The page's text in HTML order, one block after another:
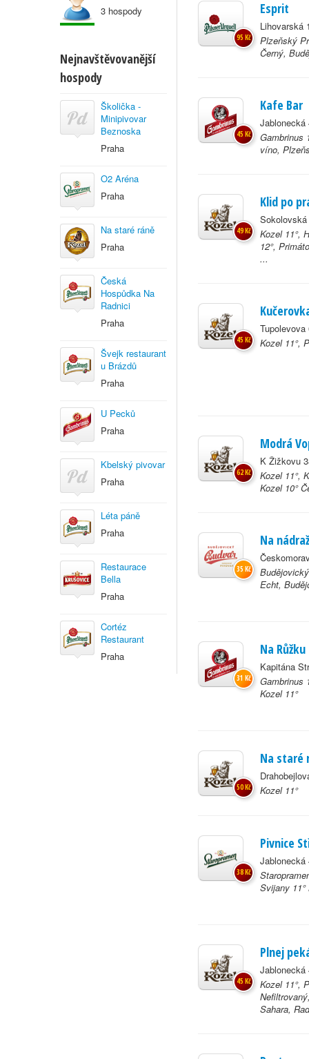
3 hospody
Nejnavštěvovanější
hospody
Školička -
Minipivovar
Beznoska
Praha
O2 Aréna
Praha
Na staré ráně
Praha
Česká
Hospůdka Na
Radnici
Praha
Švejk restaurant
u Brázdů
Praha
U Pecků
Praha
Kbelský pivovar
Praha
Léta páně
Praha
Restaurace
Bella
Praha
Cortéz
Restaurant
Praha
Esprit
Lihovarská
Plzeňský
Černý,
95 Kč
Kafe Bar
Jablonecká
Gambrinus
víno,
45 Kč
Klid po
Kozel 11°,
12°,
...
49 Kč
Tupolevova
Kozel 11°,
45 Kč
Modrá
K Žižkovu
Kozel 11°,
Kozel 10°
62 Kč
Na
Echt,
35 Kč
Na Růžku
Kapitána
Gambrinus
Kozel 11°
31 Kč
Na staré
Kozel 11°
50 Kč
Pivnice
Jablonecká
Svijany 11°
38 Kč
Plnej
Jablonecká
Kozel 11°,
Sahara,
45 Kč